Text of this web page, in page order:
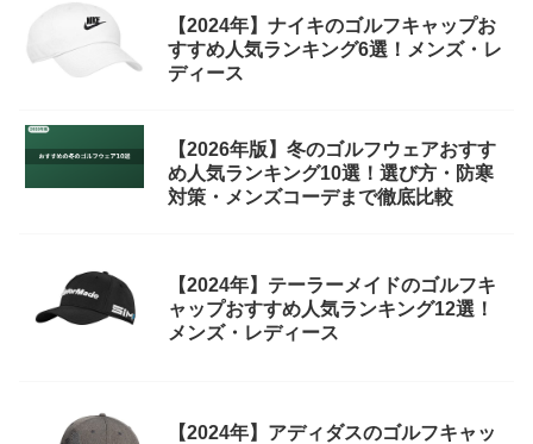
【2024年】ナイキのゴルフキャップお
すすめ人気ランキング6選！メンズ・レ
ディース
【2026年版】冬のゴルフウェアおすす
め人気ランキング10選！選び方・防寒
対策・メンズコーデまで徹底比較
【2024年】テーラーメイドのゴルフキ
ャップおすすめ人気ランキング12選！
メンズ・レディース
【2024年】アディダスのゴルフキャッ